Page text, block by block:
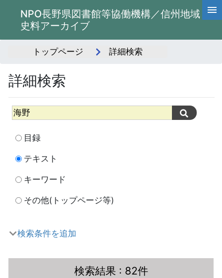
NPO長野県図書館等協働機構／信州地域
史料アーカイブ
トップページ 詳細検索
詳細検索
目録
テキスト
キーワード
その他(トップページ等)
検索条件を追加
検索結果 : 82件